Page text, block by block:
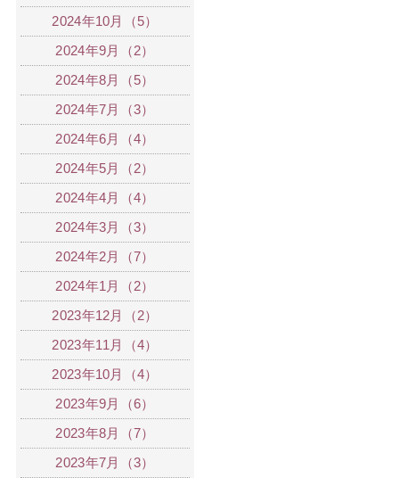
2024年10月（5）
2024年9月（2）
2024年8月（5）
2024年7月（3）
2024年6月（4）
2024年5月（2）
2024年4月（4）
2024年3月（3）
2024年2月（7）
2024年1月（2）
2023年12月（2）
2023年11月（4）
2023年10月（4）
2023年9月（6）
2023年8月（7）
2023年7月（3）